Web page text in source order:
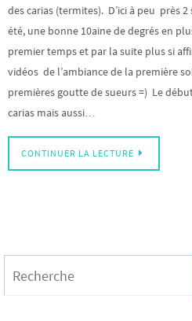
des carias (termites). D’ici à peu près
été, une bonne 10aine de degrés en
premier temps et par la suite plus si
vidéos de l’ambiance de la première
premières goutte de sueurs =) Le
carias mais aussi…
CONTINUER LA LECTURE